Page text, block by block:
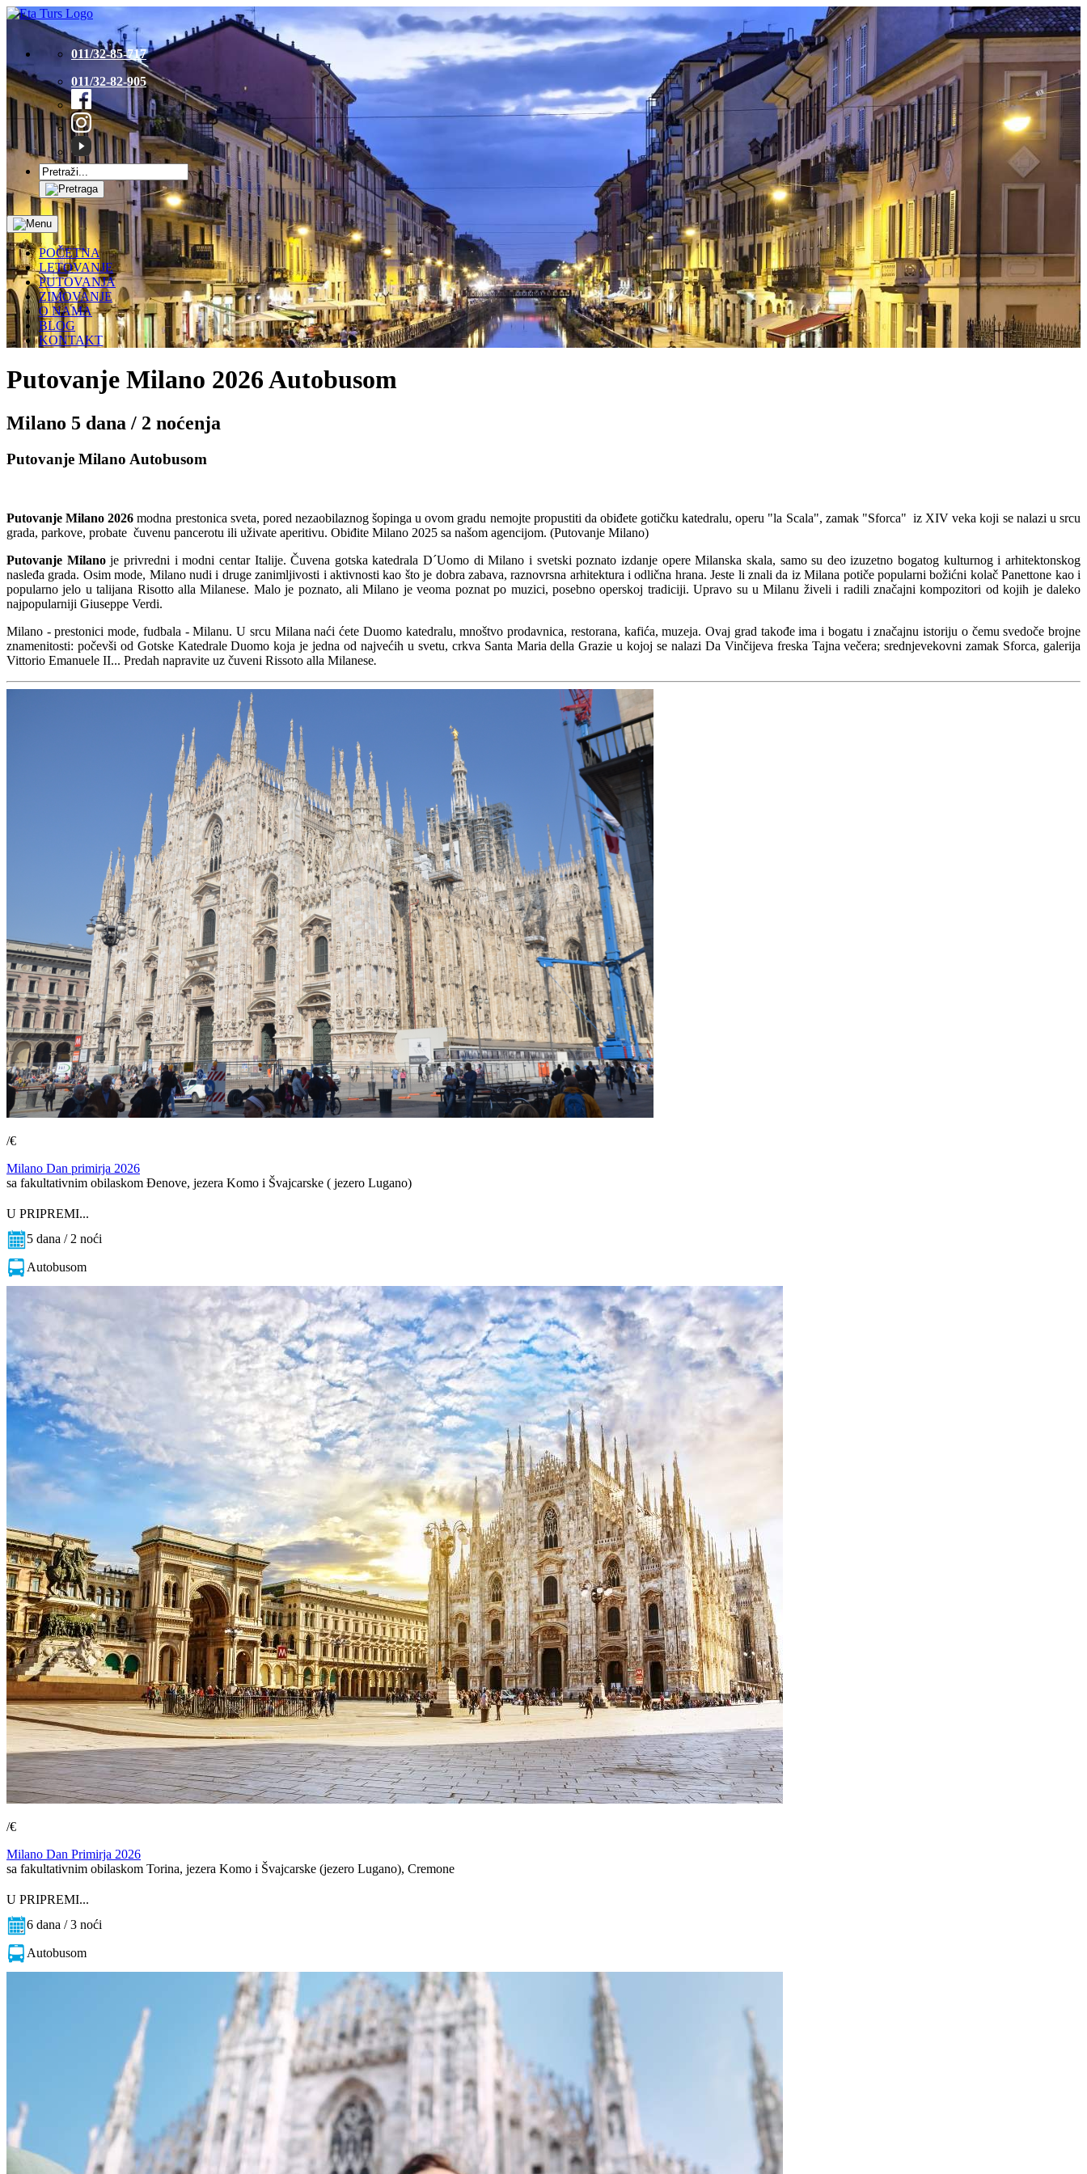
011/32-85-717
011/32-82-905
POČETNA
LETOVANJE
PUTOVANJA
ZIMOVANJE
O NAMA
BLOG
KONTAKT
Putovanje Milano 2026 Autobusom
Milano 5 dana / 2 noćenja
Putovanje Milano Autobusom
Putovanje Milano 2026 modna prestonica sveta, pored nezaobilaznog šopinga u ovom gradu nemojte propustiti da obiđete gotičku katedralu, operu "la Scala", zamak "Sforca" iz XIV veka koji se nalazi u srcu
grada, parkove, probate čuvenu pancerotu ili uživate aperitivu. Obiđite Milano 2025 sa našom agencijom. (Putovanje Milano)
Putovanje Milanoje privredni i modni centar Italije. Čuvena gotska katedrala D´Uomo di Milano i svetski poznato izdanje opere Milanska skala, samo su deo izuzetno bogatog kulturnog i arhitektonskog
nasleđa grada. Osim mode, Milano nudi i druge zanimljivosti i aktivnosti kao što je dobra zabava, raznovrsna arhitektura i odlična hrana. Jeste li znali da iz Milana potiče popularni božićni kolač Panettone kao i
popularno jelo u talijana Risotto alla Milanese. Malo je poznato, ali Milano je veoma poznat po muzici, posebno operskoj tradiciji. Upravo su u Milanu živeli i radili značajni kompozitori od kojih je daleko
najpopularniji Giuseppe Verdi.
Milano - prestonici mode, fudbala - Milanu. U srcu Milana naći ćete Duomo katedralu, mnoštvo prodavnica, restorana, kafića, muzeja. Ovaj grad takođe ima i bogatu i značajnu istoriju o čemu svedoče brojne
znamenitosti: počevši od Gotske Katedrale Duomo koja je jedna od najvećih u svetu, crkva Santa Maria della Grazie u kojoj se nalazi Da Vinčijeva freska Tajna večera; srednjevekovni zamak Sforca, galerija
Vittorio Emanuele II... Predah napravite uz čuveni Rissoto alla Milanese.
/€
Milano Dan primirja 2026
sa fakultativnim obilaskom Đenove, jezera Komo i Švajcarske ( jezero Lugano)
U PRIPREMI...
5 dana / 2 noći
Autobusom
/€
Milano Dan Primirja 2026
sa fakultativnim obilaskom Torina, jezera Komo i Švajcarske (jezero Lugano), Cremone
U PRIPREMI...
6 dana / 3 noći
Autobusom